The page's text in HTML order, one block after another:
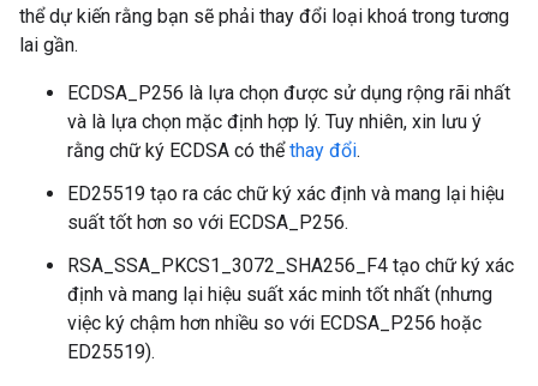
thể dự kiến rằng bạn sẽ phải thay đổi loại khoá trong tương
lai gần.
ECDSA_P256 là lựa chọn được sử dụng rộng rãi nhất
và là lựa chọn mặc định hợp lý. Tuy nhiên, xin lưu ý
rằng chữ ký ECDSA có thểthay đổi.
ED25519 tạo ra các chữ ký xác định và mang lại hiệu
suất tốt hơn so với ECDSA_P256.
RSA_SSA_PKCS1_3072_SHA256_F4 tạo chữ ký xác
định và mang lại hiệu suất xác minh tốt nhất (nhưng
việc ký chậm hơn nhiều so với ECDSA_P256 hoặc
ED25519).